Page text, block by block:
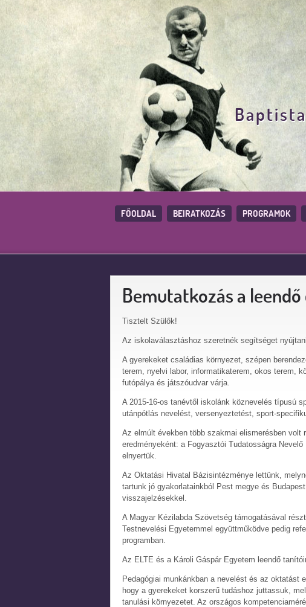
FŐOLDAL BEIRATKOZÁS PROGRAMOK
Bemutatkozás a
Tisztelt Szülők!
Az iskolaválasztáshoz szeretnék segítséget
A gyerekeket családias környezet, szépen
terem, nyelvi labor, informatikaterem, okos terem,
futópálya és játszóudvar várja.
A 2015-16-os tanévtől iskolánk köznevelés típusú
utánpótlás nevelést, versenyeztetést, sport-
Az elmúlt években több szakmai elismerésben volt
eredményeként: a Fogyasztói Tudatosságra
elnyertük.
Az Oktatási Hivatal Bázisintézménye lettünk,
tartunk jó gyakorlatainkból Pest megye és
visszajelzésekkel.
A Magyar Kézilabda Szövetség támogatásával
Testnevelési Egyetemmel együttműködve pedig
programban.
Az ELTE és a Károli Gáspár Egyetem leendő
Pedagógiai munkánkban a nevelést és az oktatást
hogy a gyerekeket korszerű tudáshoz juttassuk,
tanulási környezetet. Az országos